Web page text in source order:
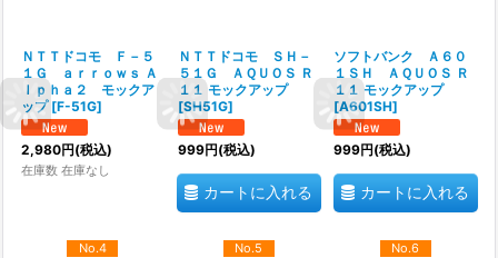
ＮＴＴドコモ Ｆ－５
１Ｇ ａｒｒｏｗｓ Ａ
ｌｐｈａ２ モックア
ップ [F-51G]
2,980円(税込)
在庫数 在庫なし
ＮＴＴドコモ ＳＨ－
５１Ｇ ＡＱＵＯＳ Ｒ
１１ モックアップ
[SH51G]
999円(税込)
カートに入れる
ソフトバンク Ａ６０
１ＳＨ ＡＱＵＯＳ Ｒ
１１ モックアップ
[A601SH]
999円(税込)
カートに入れる
No.4 No.5 No.6